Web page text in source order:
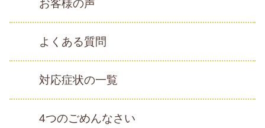
お客様の声
よくある質問
対応症状の一覧
4つのごめんなさい